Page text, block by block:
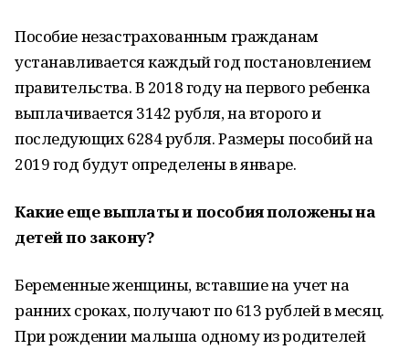
Пособие незастрахованным гражданам
устанавливается каждый год постановлением
правительства. В 2018 году на первого ребенка
выплачивается 3142 рубля, на второго и
последующих 6284 рубля. Размеры пособий на
2019 год будут определены в январе.
Какие еще выплаты и пособия положены на
детей по закону?
Беременные женщины, вставшие на учет на
ранних сроках, получают по 613 рублей в месяц.
При рождении малыша одному из родителей